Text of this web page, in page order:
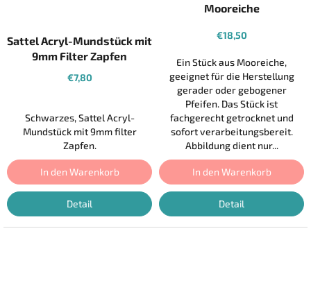
Sattel Acryl-Mundstück mit
9mm Filter Zapfen
€7,80
Schwarzes, Sattel Acryl-
Mundstück mit 9mm filter
Zapfen.
In den Warenkorb
Detail
Mooreiche
€18,50
Ein Stück aus Mooreiche,
geeignet für die Herstellung
gerader oder gebogener
Pfeifen. Das Stück ist
fachgerecht getrocknet und
sofort verarbeitungsbereit.
Abbildung dient nur...
In den Warenkorb
Detail